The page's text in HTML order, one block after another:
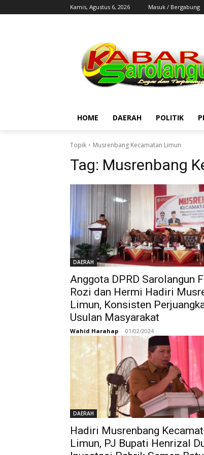
Kamis, Agustus 6, 2026 Masuk / Bergabung
HOME DAERAH POLITIK
Topik Musrenbang Kecamatan Limun
Tag: Musrenbang
DAERAH
Anggota DPRD Sarolangun
Rozi dan Hermi Hadiri
Limun, Konsisten
Usulan Masyarakat
Wahid Harahap - 01/02/2024
DAERAH
Hadiri Musrenbang
Limun, PJ Bupati Henrizal